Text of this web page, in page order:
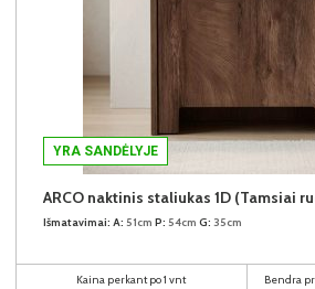
YRA SANDĖLYJE
ARCO naktinis staliukas 1D (Tamsiai
Išmatavimai: A: 51cm P: 54cm G: 35cm
Kaina perkant po 1 vnt
Bendra